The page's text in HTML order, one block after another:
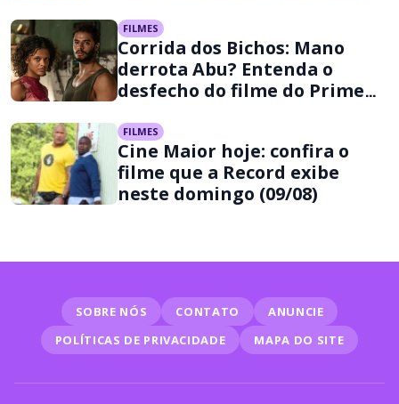
FILMES
Corrida dos Bichos: Mano
derrota Abu? Entenda o
desfecho do filme do Prime
FILMES
Cine Maior hoje: confira o
filme que a Record exibe
neste domingo (09/08)
SOBRE NÓS CONTATO
ANUNCIE
POLÍTICAS DE PRIVACIDADE
MAPA DO SITE